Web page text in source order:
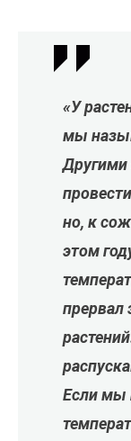
«У
мы
но, к
этом
прервал
Если мы